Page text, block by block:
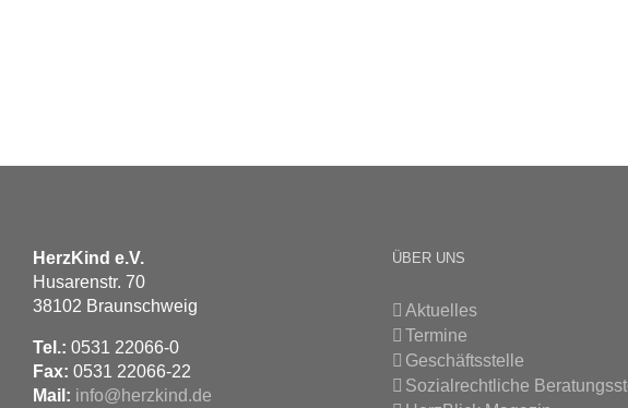
HerzKind e.V.
Husarenstr. 70
38102 Braunschweig
Tel.: 0531 22066-0
Fax: 0531 22066-22
Mail: info@herzkind.de
ÜBER UNS
Aktuelles
Termine
Geschäftsstelle
Sozialrechtliche